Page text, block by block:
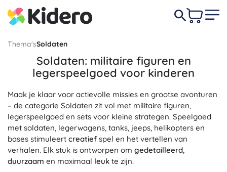
Thema'sSoldaten
Soldaten: militaire figuren en
legerspeelgoed voor kinderen
Maak je klaar voor actievolle missies en grootse avonturen
– de categorie Soldaten zit vol met militaire figuren,
legerspeelgoed en sets voor kleine strategen. Speelgoed
met soldaten, legerwagens, tanks, jeeps, helikopters en
bases stimuleert creatief spel en het vertellen van
verhalen. Elk stuk is ontworpen om gedetailleerd,
duurzaam en maximaal leuk te zijn.